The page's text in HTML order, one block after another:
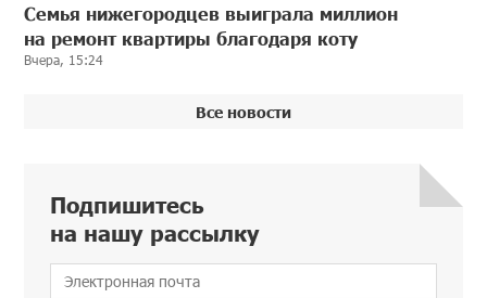
Семья нижегородцев выиграла миллион
на ремонт квартиры благодаря коту
Вчера, 15:24
Все новости
Подпишитесь
на нашу рассылку